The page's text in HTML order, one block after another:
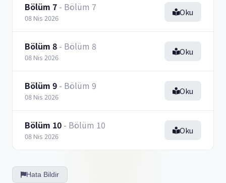
Bölüm 7 - Bölüm 7
08 Nis 2026
Oku
Bölüm 8 - Bölüm 8
08 Nis 2026
Oku
Bölüm 9 - Bölüm 9
08 Nis 2026
Oku
Bölüm 10 - Bölüm 10
08 Nis 2026
Oku
Hata Bildir